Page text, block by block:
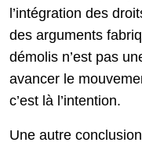
l’intégration des
des arguments
démolis n’est pas
avancer le
c’est là l’intention.
Une autre